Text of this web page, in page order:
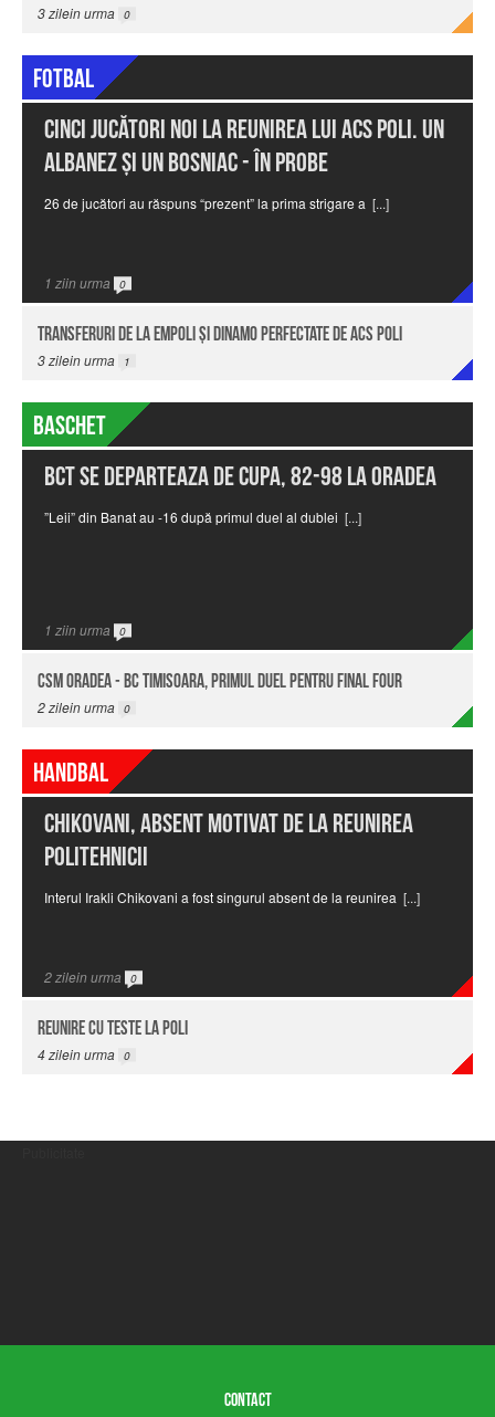
3zilein urma 0
Fotbal
Cinci jucători noi la reunirea lui ACS Poli. Un
albanez şi un bosniac - în probe
26 de jucători au răspuns “prezent” la prima strigare a [...]
1 ziin urma 0
Transferuri de la Empoli şi Dinamo perfectate de ACS Poli
3zilein urma 1
Baschet
BCT se departeaza de Cupa, 82-98 la Oradea
”Leii” din Banat au -16 după primul duel al dublei [...]
1 ziin urma 0
CSM Oradea - BC Timisoara, primul duel pentru Final Four
2zilein urma 0
Handbal
Chikovani, absent motivat de la reunirea
Politehnicii
Interul Irakli Chikovani a fost singurul absent de la reunirea [...]
2zilein urma 0
Reunire cu teste la Poli
4zilein urma 0
CONTACT